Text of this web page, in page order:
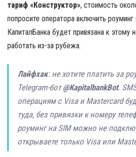
тариф «Конструктор», стоимость
попросите оператора включить
КапиталБанка будет привязана к этому
работать из-за рубежа.
Лайфхак: не хотите платить за
Telegram-бот@KapitalbankBot.
операциям с Visa и Mastercard
туда, без привязки к номеру
роуминг на SIM можно не
открываете только Visa или